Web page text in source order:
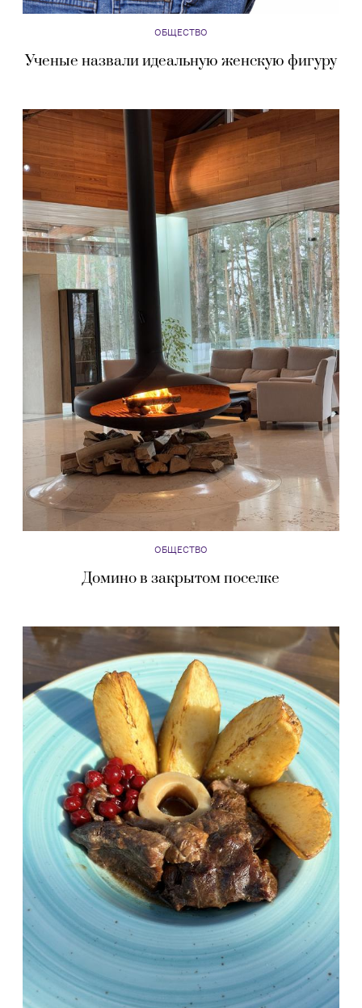
ОБЩЕСТВО
Ученые назвали идеальную женскую фигуру
ОБЩЕСТВО
Домино в закрытом поселке